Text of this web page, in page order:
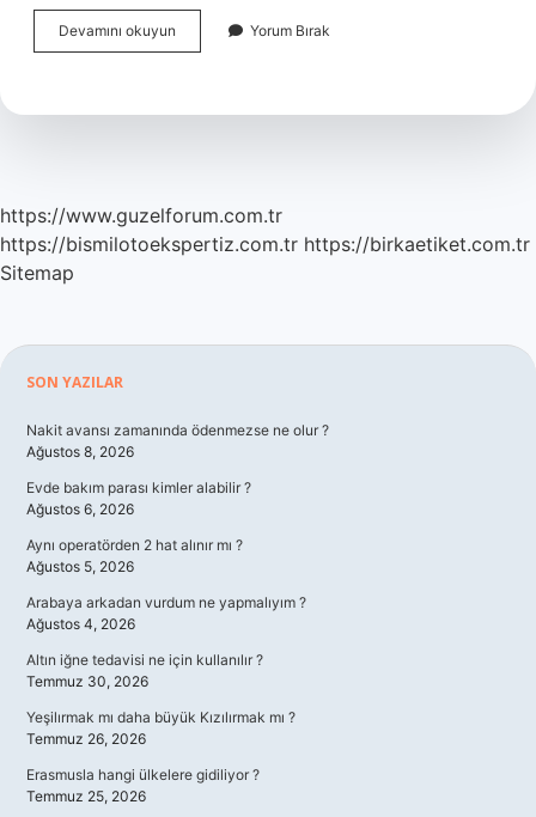
Devamını okuyun
Patlıcanı
Çıkar
Yorum Bırak
https://www.guzelforum.com.tr
https://bismilotoekspertiz.com.tr https://birkaetiket.com.tr
Sitemap
Sidebar
SON YAZILAR
Nakit avansı zamanında ödenmezse ne olur ?
Ağustos 8, 2026
Evde bakım parası kimler alabilir ?
Ağustos 6, 2026
Aynı operatörden 2 hat alınır mı ?
Ağustos 5, 2026
Arabaya arkadan vurdum ne yapmalıyım ?
Ağustos 4, 2026
Altın iğne tedavisi ne için kullanılır ?
Temmuz 30, 2026
Yeşilırmak mı daha büyük Kızılırmak mı ?
Temmuz 26, 2026
Erasmusla hangi ülkelere gidiliyor ?
Temmuz 25, 2026